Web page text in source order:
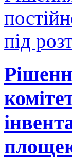
під